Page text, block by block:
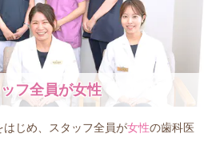
フ全員が女性
じめ、スタッフ全員が女性の歯科医